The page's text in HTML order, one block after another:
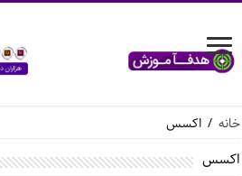
خانه / اکسس
اکسس